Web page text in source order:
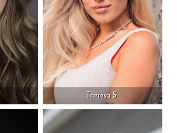
Theresa S.